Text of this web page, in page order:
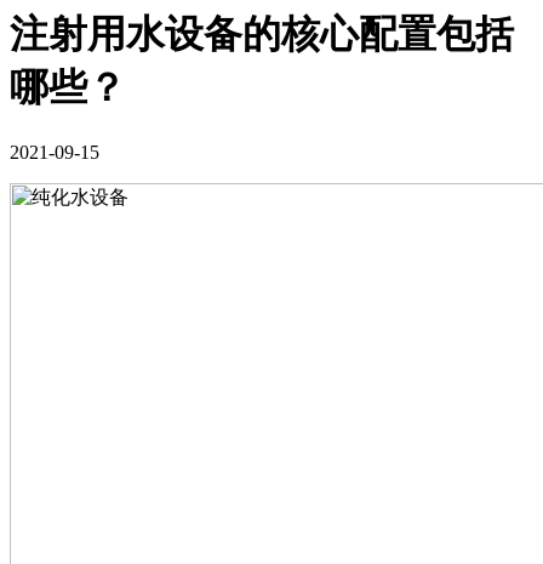
注射用水设备的核心配置包括
哪些？
2021-09-15